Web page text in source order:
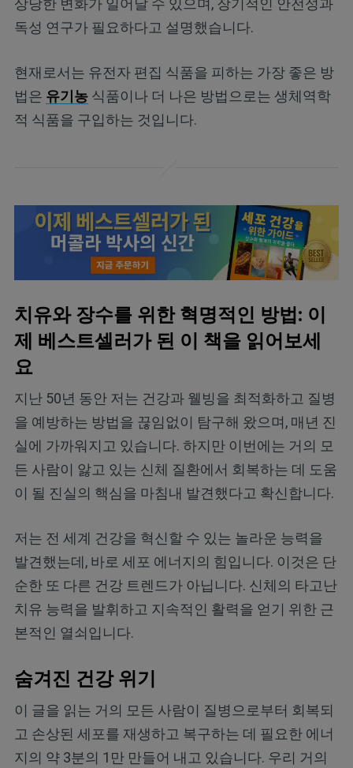
상당한 변화가 일어날 수 있으며, 장기적인 안전성과
독성 연구가 필요하다고 설명했습니다.
현재로서는 유전자 편집 식품을 피하는 가장 좋은 방
법은 유기농식품이나 더 나은 방법으로는 생체역학
적 식품을 구입하는 것입니다.
치유와 장수를 위한 혁명적인 방법: 이
제 베스트셀러가 된 이 책을 읽어보세
요
지난 50년 동안 저는 건강과 웰빙을 최적화하고 질병
을 예방하는 방법을 끊임없이 탐구해 왔으며, 매년 진
실에 가까워지고 있습니다. 하지만 이번에는 거의 모
든 사람이 앓고 있는 신체 질환에서 회복하는 데 도움
이 될 진실의 핵심을 마침내 발견했다고 확신합니다.
저는 전 세계 건강을 혁신할 수 있는 놀라운 능력을
발견했는데, 바로 세포 에너지의 힘입니다. 이것은 단
순한 또 다른 건강 트렌드가 아닙니다. 신체의 타고난
치유 능력을 발휘하고 지속적인 활력을 얻기 위한 근
본적인 열쇠입니다.
숨겨진 건강 위기
이 글을 읽는 거의 모든 사람이 질병으로부터 회복되
고 손상된 세포를 재생하고 복구하는 데 필요한 에너
지의 약 3분의 1만 만들어 내고 있습니다. 우리 거의